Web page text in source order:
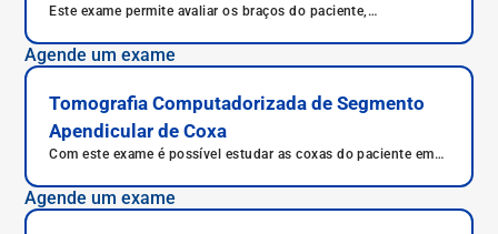
Este exame permite avaliar os braços do paciente,
os ossos, músculos, gordura e vasos sanguíneos.
Agende um exame
Tomografia Computadorizada de Segmento
Apendicular de Coxa
Com este exame é possível estudar as coxas do paciente em
inflamações, abscessos, massas etc.
Agende um exame